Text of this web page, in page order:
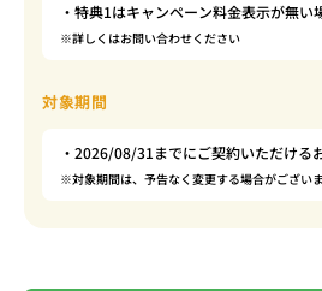
・特典1はキャンペーン料金表示が無い
※詳しくはお問い合わせください
対象期間
・2026/08/31までにご契約いただける
※対象期間は、予告なく変更する場合がござい